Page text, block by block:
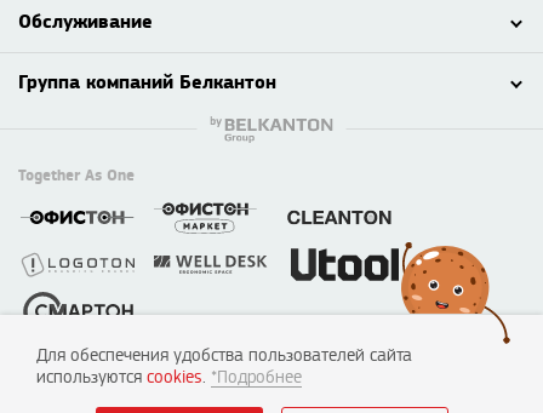
Обслуживание
Группа компаний Белкантон
© 2003 - 2026 ООО «Смартон», Логотон™
220138, г. Минск, пер. Липковский, д. 22, каб. 50
Together As One
Для обеспечения удобства пользователей сайта
используются cookies. *Подробнее